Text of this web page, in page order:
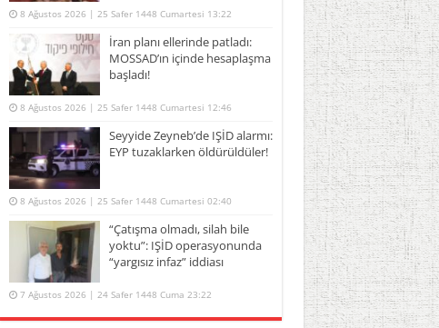
8 Ağustos 2026 | 25 Safer 1448 Cumartesi 13:22
İran planı ellerinde patladı:
MOSSAD’ın içinde hesaplaşma
başladı!
8 Ağustos 2026 | 25 Safer 1448 Cumartesi 12:46
Seyyide Zeyneb’de IŞİD alarmı:
EYP tuzaklarken öldürüldüler!
8 Ağustos 2026 | 25 Safer 1448 Cumartesi 02:40
“Çatışma olmadı, silah bile
yoktu”: IŞİD operasyonunda
“yargısız infaz” iddiası
7 Ağustos 2026 | 24 Safer 1448 Cuma 23:22